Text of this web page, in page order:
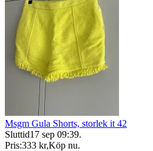
Msgm Gula Shorts, storlek it 42
Sluttid17 sep 09:39.
Pris:333 kr,Köp nu.